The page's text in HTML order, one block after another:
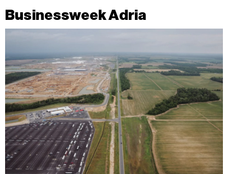
Kolačiće u bilo kojem trenutku možete ponovno ažurirati klikom
na „Prikaži detalje“. Privolu možete u bilo kojem trenutku
Businessweek Adria